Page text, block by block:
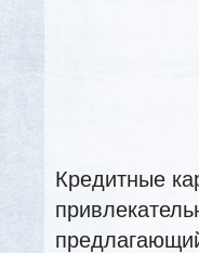
Кредитные